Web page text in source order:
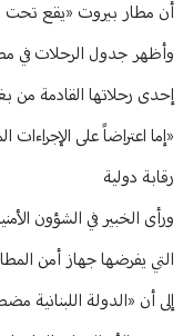
أن مطار بيروت «يقع تحت
وأظهر جدول الرحلات في
إحدى رحلاتها القادمة من
«إما اعتراضاً على
رقابة دولية
ورأى الخبير في الشؤون
التي يفرضها جهاز أمن
إلى أن «الدولة اللبنانية